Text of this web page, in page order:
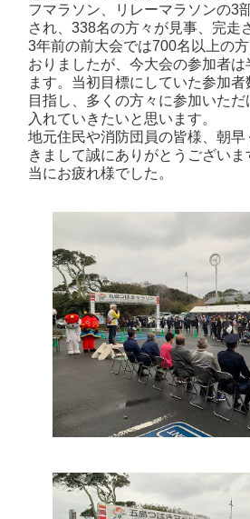
フマラソン、リレーマラソンの3
され、338名の方々が見事、完走
3年前の前大会では700名以上の
おりましたが、今大会の参加者
ます。当初目標にしていた参加
目指し、多くの方々に参加いた
入れていきたいと思います。
地元住民や消防団員の皆様、朝
きまして誠にありがとうござい
当にお疲れ様でした。